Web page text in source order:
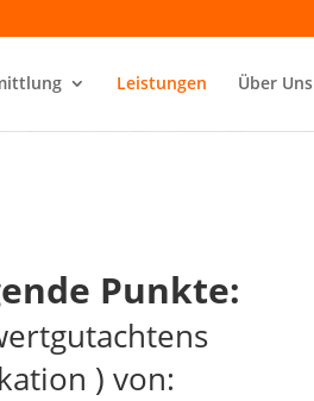
Leistungen Über Uns
Punkte:
) von: